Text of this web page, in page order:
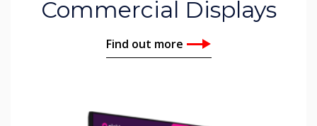
Commercial Displays
Find out more